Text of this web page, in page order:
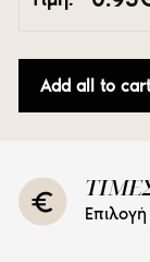
Add all to cart